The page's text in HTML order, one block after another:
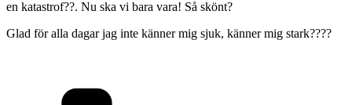
en katastrof??. Nu ska vi bara vara! Så skönt?
Glad för alla dagar jag inte känner mig sjuk, känner mig stark????